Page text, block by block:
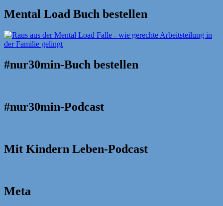
Mental Load Buch bestellen
#nur30min-Buch bestellen
#nur30min-Podcast
Mit Kindern Leben-Podcast
Meta